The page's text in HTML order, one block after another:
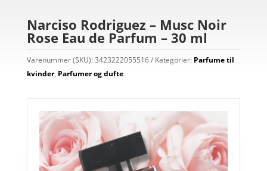
Narciso Rodriguez – Musc Noir
Rose Eau de Parfum – 30 ml
Varenummer (SKU):3423222055516 Kategorier: Parfume til
kvinder, Parfumer og dufte